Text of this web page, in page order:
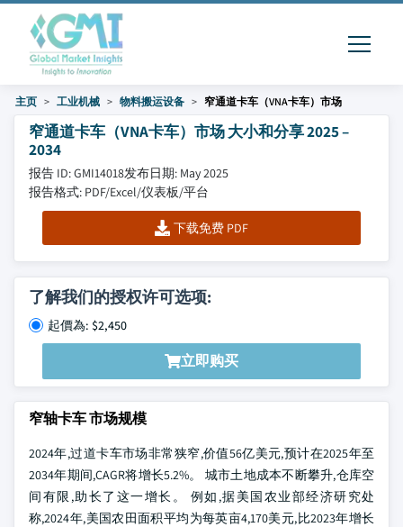
主页 工业机械 物料搬运设备 窄通道卡车（VNA卡车）市场
窄通道卡车（VNA卡车）市场 大小和分享 2025 –
2034
报告 ID: GMI14018发布日期: May 2025
报告格式: PDF/Excel/仪表板/平台
下载免费 PDF
了解我们的授权许可选项:
起價為: $2,450
立即购买
窄轴卡车 市场规模
2024年,过道卡车市场非常狭窄,价值56亿美元,预计在2025年至
2034年期间,CAGR将增长5.2%。 城市土地成本不断攀升,仓库空
间有限,助长了这一增长。 例如,据美国农业部经济研究处
称,2024年,美国农田面积平均为每英亩4,170美元,比2023年增长